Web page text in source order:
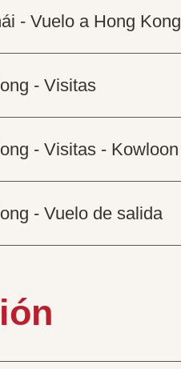
- Vuelo a Hong Kong
- Visitas
- Visitas - Kowloon
- Vuelo de salida